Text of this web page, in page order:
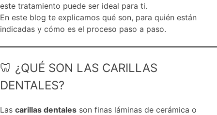
este tratamiento puede ser ideal para ti.
En este blog te explicamos qué son, para quién están
indicadas y cómo es el proceso paso a paso.
🦷 ¿QUÉ SON LAS CARILLAS
DENTALES?
Las carillas dentales son finas láminas de cerámica o